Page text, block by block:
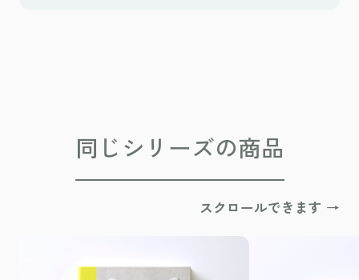
同じシリーズの商品
スクロールできます →